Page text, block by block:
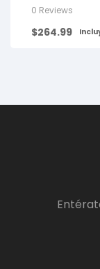
0 Reviews
$264.99